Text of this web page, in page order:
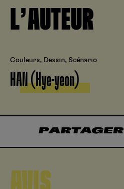
L’AUTEUR
Couleurs, Dessin, Scénario
HAN (Hye-yeon)
PARTAGER
AVIS